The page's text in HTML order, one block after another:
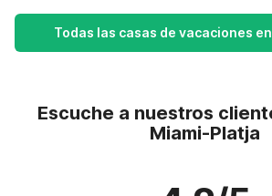
Todas las casas de vacaciones
Escuche a nuestros
Miami-Platja